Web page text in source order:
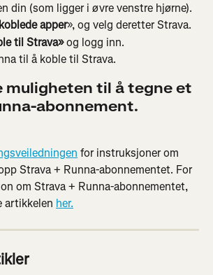
din (som ligger i øvre venstre hjørne).
apper», og velg deretter Strava.
til Strava» og logg inn.
til å koble til Strava.
muligheten til å tegne et
abonnement.
for instruksjoner om
Strava + Runna-abonnementet. For
om Strava + Runna-abonnementet,
artikkelen her.